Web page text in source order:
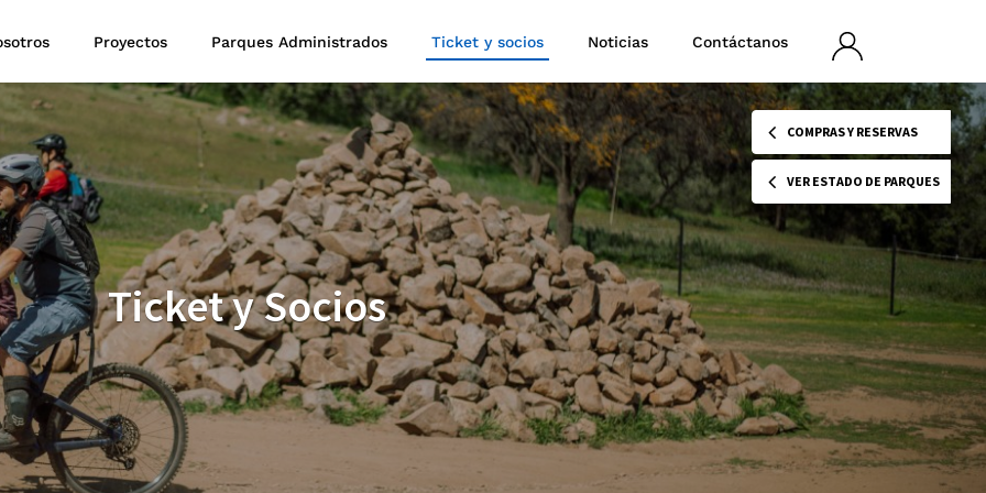
Proyectos Parques Administrados Ticket y socios Noticias
Contáctanos
sesión
Ticket y Socios
COMPRAS Y RESERVAS
VER ESTADO DE PARQUES